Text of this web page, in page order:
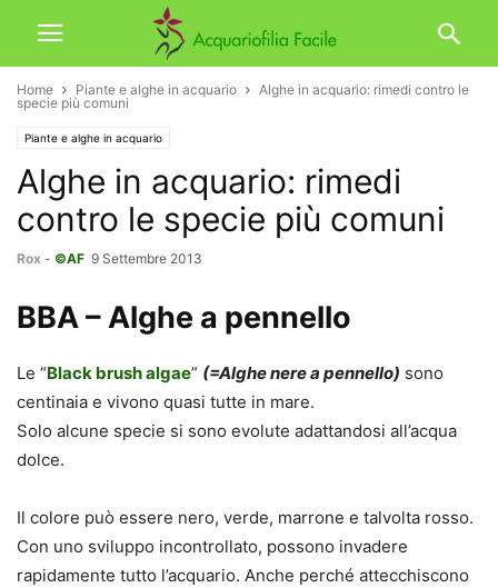
Home Piante e alghe in acquario
Alghe in acquario: rimedi contro le
specie più comuni
Piante e alghe in acquario
Alghe in acquario: rimedi
contro le specie più comuni
Rox - ©AF 9 Settembre 2013
BBA – Alghe a pennello
Le “Black brush algae” (=Alghe nere a pennello) sono
centinaia e vivono quasi tutte in mare.
Solo alcune specie si sono evolute adattandosi all’acqua
dolce.
Il colore può essere nero, verde, marrone e talvolta rosso.
Con uno sviluppo incontrollato, possono invadere
rapidamente tutto l’acquario. Anche perché attecchiscono